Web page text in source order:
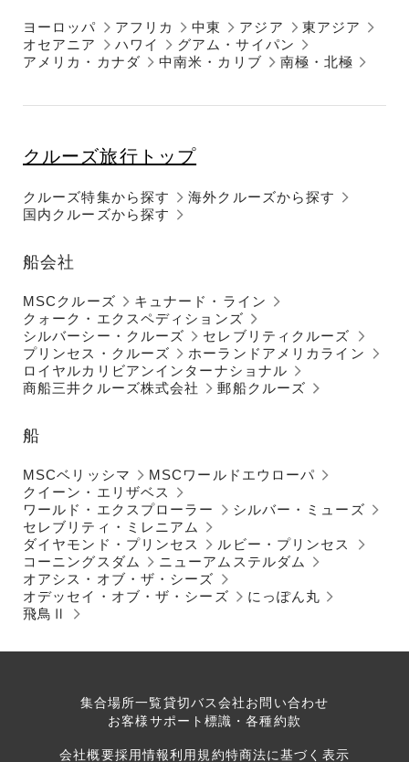
ヨーロッパ アフリカ 中東 アジア
東アジア
オセアニア
ハワイ
グアム・サイパン
アメリカ・カナダ
中南米・カリブ 南極・北極
クルーズ旅行トップ
クルーズ特集から探す
国内クルーズから探す
海外クルーズから探す
船会社
MSCクルーズ
キュナード・ライン
クォーク・エクスペディションズ
シルバーシー・クルーズ
セレブリティクルーズ
プリンセス・クルーズ
ホーランドアメリカライン
ロイヤルカリビアンインターナショナル
商船三井クルーズ株式会社
郵船クルーズ
船
MSCベリッシマ
MSCワールドエウローパ
クイーン・エリザベス
ワールド・エクスプローラー
シルバー・ミューズ
セレブリティ・ミレニアム
ダイヤモンド・プリンセス
ルビー・プリンセス
コーニングスダム
ニューアムステルダム
オアシス・オブ・ザ・シーズ
オデッセイ・オブ・ザ・シーズ
にっぽん丸
飛鳥Ⅱ
集合場所一覧貸切バス会社お問い合わせ
お客様サポート 標識・各種約款
会社概要採用情報利用規約特商法に基づく表示